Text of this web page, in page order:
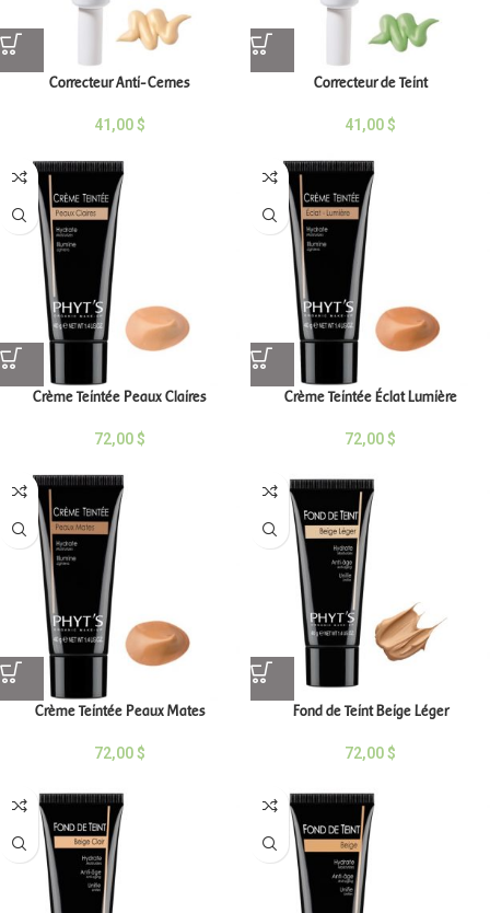
Correcteur Anti-Cernes
41,00$
Correcteur de Teint
41,00$
Crème Teintée Peaux Claires
72,00$
Crème Teintée Éclat Lumière
72,00$
Crème Teintée Peaux Mates
72,00$
Fond de Teint Beige Léger
72,00$